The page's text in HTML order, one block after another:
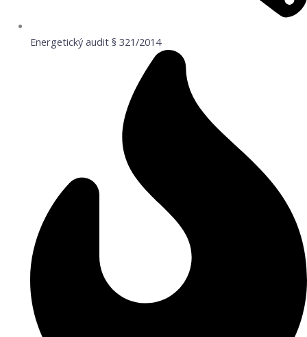
Energetický audit § 321/2014